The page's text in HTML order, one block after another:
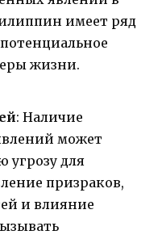
имеет ряд
жизни.
: Наличие
может
угрозу для
призраков,
и влияние